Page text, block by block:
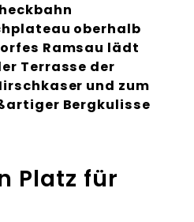
oberhalb
Ramsau lädt
Terrasse der
und zum
Bergkulisse
Platz für